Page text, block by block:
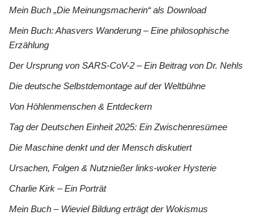
Mein Buch „Die Meinungsmacherin“ als Download
Mein Buch: Ahasvers Wanderung – Eine philosophische
Erzählung
Der Ursprung von SARS-CoV-2 – Ein Beitrag von Dr. Nehls
Die deutsche Selbstdemontage auf der Weltbühne
Von Höhlenmenschen & Entdeckern
Tag der Deutschen Einheit 2025: Ein Zwischenresümee
Die Maschine denkt und der Mensch diskutiert
Ursachen, Folgen & Nutznießer links-woker Hysterie
Charlie Kirk – Ein Porträt
Mein Buch – Wieviel Bildung erträgt der Wokismus